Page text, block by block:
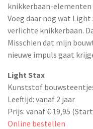
knikkerbaan-
Voeg daar nog wat
verlichte knikkerbaan.
Misschien dat mijn
nieuwe impuls gaat
Light Stax
Kunststof
Leeftijd: vanaf 2 jaar
Prijs: vanaf € 19,95
Online bestellen